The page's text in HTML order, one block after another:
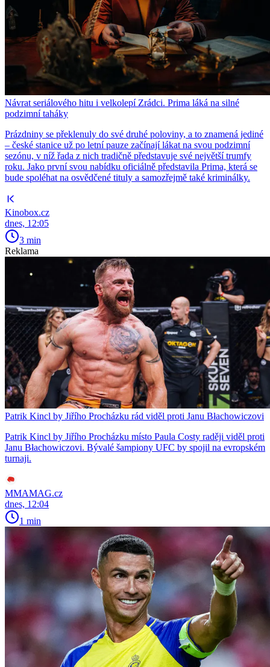
Návrat seriálového hitu i velkolepí Zrádci. Prima láká na silné
podzimní taháky
Prázdniny se překlenuly do své druhé poloviny, a to znamená jediné
– české stanice už po letní pauze začínají lákat na svou podzimní
sezónu, v níž řada z nich tradičně představuje své největší trumfy
roku. Jako první svou nabídku oficiálně představila Prima, která se
bude spoléhat na osvědčené tituly a samozřejmě také kriminálky.
Kinobox.cz
dnes, 12:05
3 min
Reklama
Patrik Kincl by Jiřího Procházku rád viděl proti Janu Błachowiczovi
Patrik Kincl by Jiřího Procházku místo Paula Costy raději viděl proti
Janu Błachowiczovi. Bývalé šampiony UFC by spojil na evropském
turnaji.
MMAMAG.cz
dnes, 12:04
1 min